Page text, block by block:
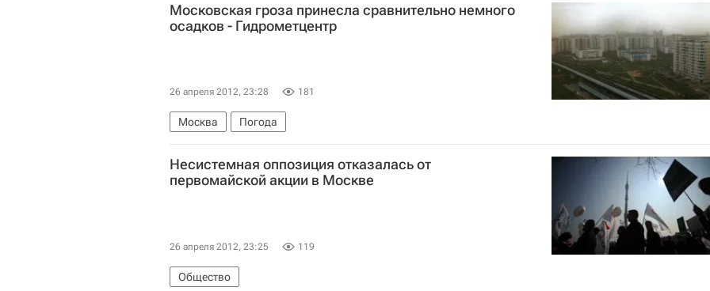
Московская гроза принесла сравнительно немного
осадков - Гидрометцентр
26 апреля 2012, 23:28 181
Москва Погода
Несистемная оппозиция отказалась от
первомайской акции в Москве
26 апреля 2012, 23:25 119
Общество